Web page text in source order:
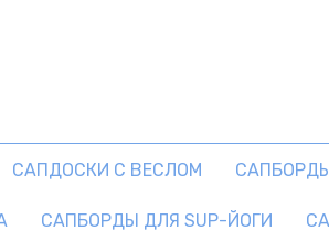
САПДОСКИ С ВЕСЛОМ
САПБОРДЫ ДЛЯ SUP-ЙОГИ